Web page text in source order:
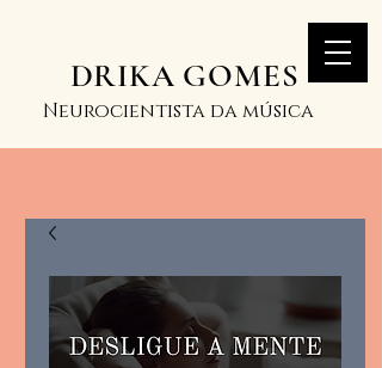
DRIKA GOMES
Neurocientista da música